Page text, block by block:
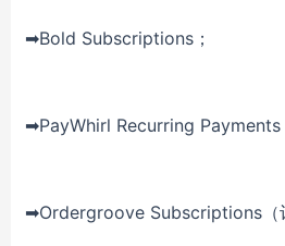
➡Bold Subscriptions；
➡PayWhirl Recurring Payments
➡Ordergroove Subscriptions（